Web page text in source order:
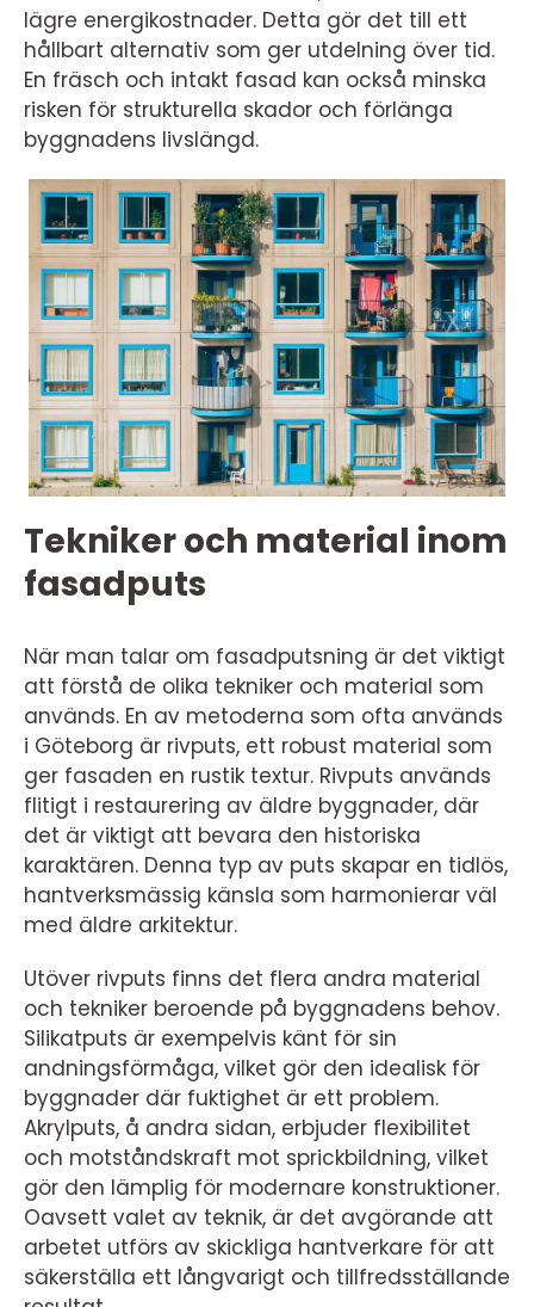
lägre energikostnader. Detta gör det till ett
hållbart alternativ som ger utdelning över tid.
En fräsch och intakt fasad kan också minska
risken för strukturella skador och förlänga
byggnadens livslängd.
Tekniker och material inom
fasadputs
När man talar om fasadputsning är det viktigt
att förstå de olika tekniker och material som
används. En av metoderna som ofta används
i Göteborg är rivputs, ett robust material som
ger fasaden en rustik textur. Rivputs används
flitigt i restaurering av äldre byggnader, där
det är viktigt att bevara den historiska
karaktären. Denna typ av puts skapar en tidlös,
hantverksmässig känsla som harmonierar väl
med äldre arkitektur.
Utöver rivputs finns det flera andra material
och tekniker beroende på byggnadens behov.
Silikatputs är exempelvis känt för sin
andningsförmåga, vilket gör den idealisk för
byggnader där fuktighet är ett problem.
Akrylputs, å andra sidan, erbjuder flexibilitet
och motståndskraft mot sprickbildning, vilket
gör den lämplig för modernare konstruktioner.
Oavsett valet av teknik, är det avgörande att
arbetet utförs av skickliga hantverkare för att
säkerställa ett långvarigt och tillfredsställande